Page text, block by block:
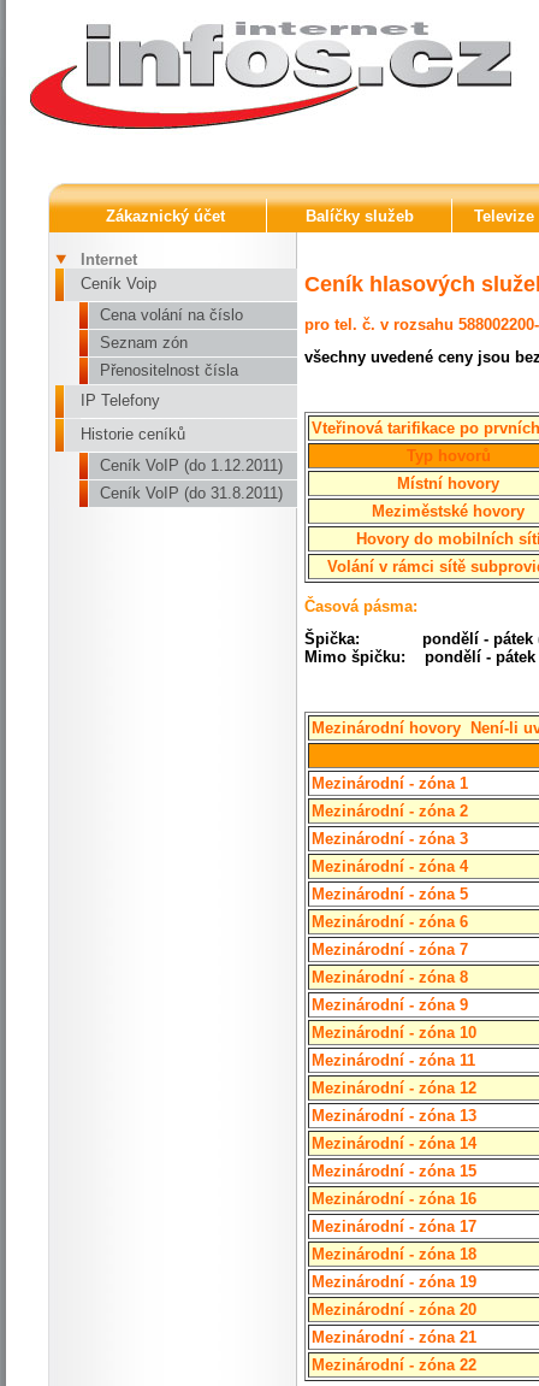
Zákaznický účet Balíčky služeb Televize
Internet
Ceník Voip
Cena volání na číslo
Seznam zón
Přenositelnost čísla
IP Telefony
Historie ceníků
Ceník VoIP (do 1.12.2011)
Ceník VoIP (do 31.8.2011)
Ceník hlasových
pro tel. č. v rozsahu
všechny uvedené ceny jsou
Vteřinová tarifikace po
Typ hovorů
Místní hovory
Meziměstské hovory
Hovory do mobilních
Volání v rámci sítě
Časová pásma:
Špička: pondělí - pátek
Mimo špičku: pondělí -
Mezinárodní hovory Není-li
Mezinárodní - zóna 1
Mezinárodní - zóna 2
Mezinárodní - zóna 3
Mezinárodní - zóna 4
Mezinárodní - zóna 5
Mezinárodní - zóna 6
Mezinárodní - zóna 7
Mezinárodní - zóna 8
Mezinárodní - zóna 9
Mezinárodní - zóna 10
Mezinárodní - zóna 11
Mezinárodní - zóna 12
Mezinárodní - zóna 13
Mezinárodní - zóna 14
Mezinárodní - zóna 15
Mezinárodní - zóna 16
Mezinárodní - zóna 17
Mezinárodní - zóna 18
Mezinárodní - zóna 19
Mezinárodní - zóna 20
Mezinárodní - zóna 21
Mezinárodní - zóna 22